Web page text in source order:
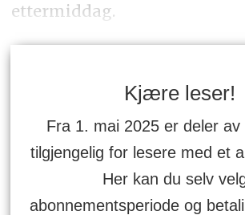
ettermiddag.
Kjære leser!
Fra 1. mai 2025 er deler av
tilgjengelig for lesere med et
Her kan du selv
abonnementsperiode og